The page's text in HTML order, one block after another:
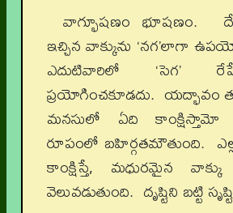
వాగ్భూషణం భూషణం.
ఇచ్చిన వాక్కును ‘నగ’లాగా
ఎదుటివారిలో ‘సెగ’
ప్రయోగించకూడదు. యద్భావం
మనసులో ఏది
రూపంలో బహిర్గతమౌతుంది.
కాంక్షిస్తే, మధురమైన
వెలువడుతుంది. దృష్టిని బట్టి